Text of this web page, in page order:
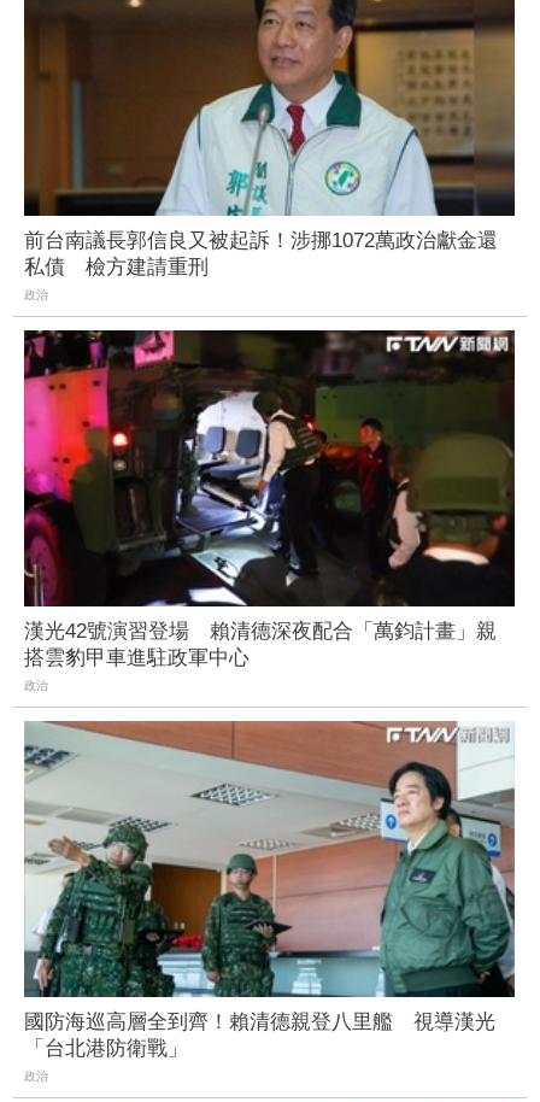
前台南議長郭信良又被起訴！涉挪1072萬政治獻金還
私債 檢方建請重刑
政治
漢光42號演習登場 賴清德深夜配合「萬鈞計畫」親
搭雲豹甲車進駐政軍中心
政治
國防海巡高層全到齊！賴清德親登八里艦 視導漢光
「台北港防衛戰」
政治